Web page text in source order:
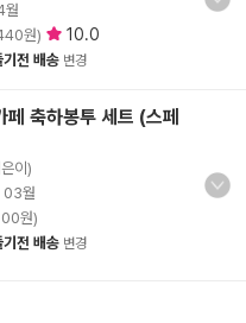
월
원) 10.0
기전 배송 변경
축하봉투 세트 (스페
이)
월
원)
기전 배송 변경